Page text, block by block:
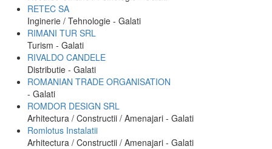
RETEC SA
Inginerie / Tehnologie - Galati
RIMANI TUR SRL
Turism - Galati
RIVALDO CANDELE
Distributie - Galati
ROMANIAN TRADE ORGANISATION
- Galati
ROMDOR DESIGN SRL
Arhitectura / Constructii / Amenajari - Galati
Romlotus Instalatii
Arhitectura / Constructii / Amenajari - Galati